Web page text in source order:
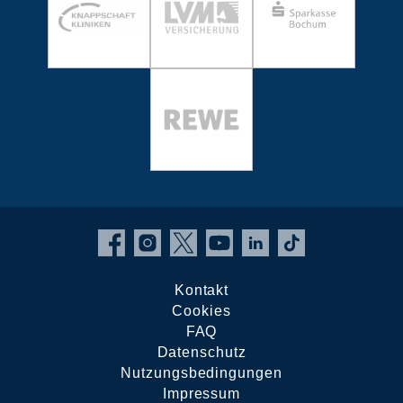
Kontakt
Cookies
FAQ
Datenschutz
Nutzungsbedingungen
Impressum